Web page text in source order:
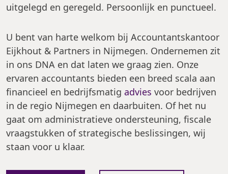
uitgelegd en geregeld. Persoonlijk en punctueel.
U bent van harte welkom bij Accountantskantoor
Eijkhout & Partners in Nijmegen. Ondernemen zit
in ons DNA en dat laten we graag zien. Onze
ervaren accountants bieden een breed scala aan
financieel en bedrijfsmatig advies voor bedrijven
in de regio Nijmegen en daarbuiten. Of het nu
gaat om administratieve ondersteuning, fiscale
vraagstukken of strategische beslissingen, wij
staan voor u klaar.